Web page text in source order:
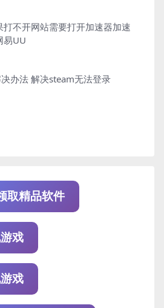
打不开网站需要打开加速器加速
易UU
办法 解决steam无法登录
取精品软件
戏
戏